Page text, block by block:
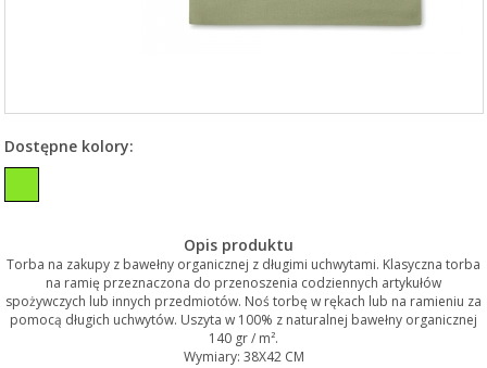
Dostępne kolory:
Opis produktu
Torba na zakupy z bawełny organicznej z długimi uchwytami. Klasyczna torba
na ramię przeznaczona do przenoszenia codziennych artykułów
spożywczych lub innych przedmiotów. Noś torbę w rękach lub na ramieniu za
pomocą długich uchwytów. Uszyta w 100% z naturalnej bawełny organicznej
140 gr / m².
Wymiary: 38X42 CM